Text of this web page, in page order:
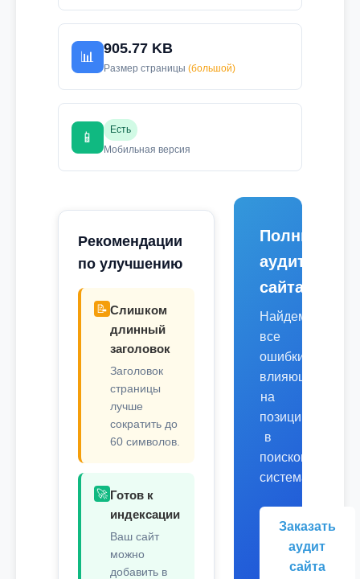
📊
905.77 KB
Размер страницы (большой)
📱
Есть
Мобильная версия
Рекомендации
по улучшению
📝 Слишком
длинный
заголовок
Заголовок
страницы
лучше
сократить до
60 символов.
🚀 Готов к
индексации
Ваш сайт
можно
добавить в
Полный
аудит
сайта
Найдем
все
ошибки,
влияющие
на
позиции
в
поисковых
системах.
Заказать
аудит
сайта